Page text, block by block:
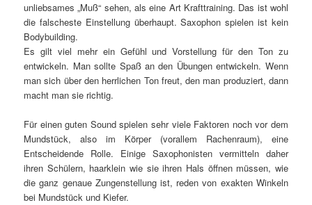
unliebsames „Muß“ sehen, als eine Art Krafttraining. Das ist wohl
die falscheste Einstellung überhaupt. Saxophon spielen ist kein
Bodybuilding.
Es gilt viel mehr ein Gefühl und Vorstellung für den Ton zu
entwickeln. Man sollte Spaß an den Übungen entwickeln. Wenn
man sich über den herrlichen Ton freut, den man produziert, dann
macht man sie richtig.
Für einen guten Sound spielen sehr viele Faktoren noch vor dem
Mundstück, also im Körper (vorallem Rachenraum), eine
Entscheidende Rolle. Einige Saxophonisten vermitteln daher
ihren Schülern, haarklein wie sie ihren Hals öffnen müssen, wie
die ganz genaue Zungenstellung ist, reden von exakten Winkeln
bei Mundstück und Kiefer.